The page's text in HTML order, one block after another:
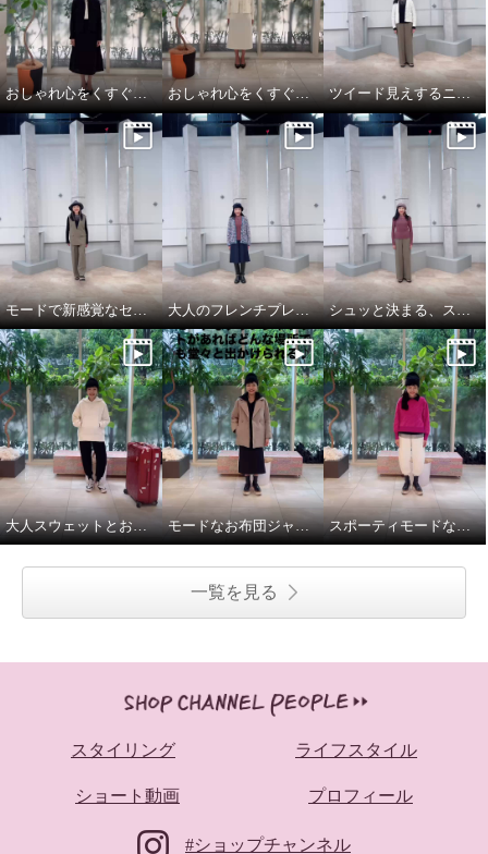
おしゃれ心をくすぐるオケージョンスタイル おしゃれ心をくすぐるオケージョンスタイル ツイード見えするニットカーディガンは、大人のトラッドモード
モードで新感覚なセットアップスタイル 大人のフレンチプレッピーが新トレンド シュッと決まる、スマートなパンツルック
大人スウェットとお布団ジャケットで、旅慣れた冬旅行コーデ モードなお布団ジャケットと大人パーカで気分上々♪ スポーティモードな冬のお出かけスタイル
一覧を見る
スタイリング ライフスタイル
ショート動画 プロフィール
#ショップチャンネル